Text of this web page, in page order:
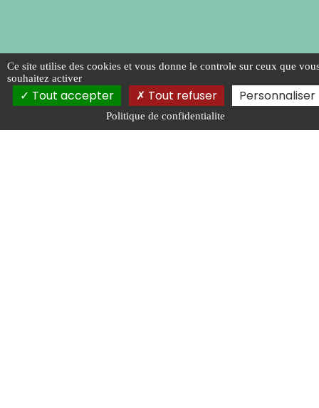
Ce site utilise des cookies et vous donne le controle sur ceux que
souhaitez activer
Tout accepter Tout refuser Personnaliser
Politique de confidentialite